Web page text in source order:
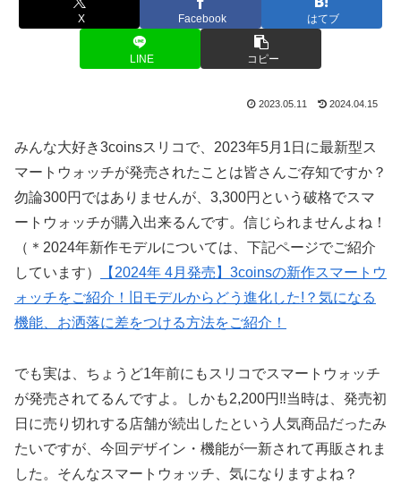
X Facebook はてブ
LINE コピー
2023.05.11 2024.04.15
みんな大好き3coinsスリコで、2023年5月1日に最新型ス
マートウォッチが発売されたことは皆さんご存知ですか？
勿論300円ではありませんが、3,300円という破格でスマ
ートウォッチが購入出来るんです。信じられませんよね！
（＊2024年新作モデルについては、下記ページでご紹介
しています）
【2024年 4月発売】3coinsの新作スマートウ
ォッチをご紹介！旧モデルからどう進化した!？気になる
機能、お洒落に差をつける方法をご紹介！
でも実は、ちょうど1年前にもスリコでスマートウォッチ
が発売されてるんですよ。しかも2,200円‼当時は、発売初
日に売り切れする店舗が続出したという人気商品だったみ
たいですが、今回デザイン・機能が一新されて再販されま
した。そんなスマートウォッチ、気になりますよね？